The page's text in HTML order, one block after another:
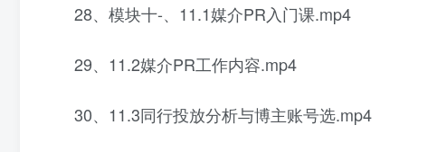
28、模块十-、11.1媒介PR入门课.mp4
29、11.2媒介PR工作内容.mp4
30、11.3同行投放分析与博主账号选.mp4